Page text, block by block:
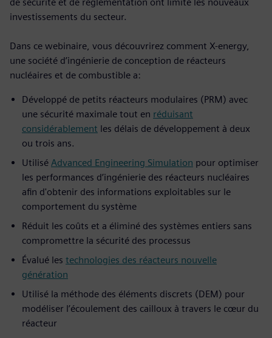
investissements du secteur.
Dans ce webinaire, vous découvrirez comment X-energy,
une société d’ingénierie de conception de réacteurs
nucléaires et de combustible a:
Développé de petits réacteurs modulaires (PRM) avec
une sécurité maximale tout en réduisant
considérablement les délais de développement à deux
ou trois ans.
Utilisé Advanced Engineering Simulation pour optimiser
les performances d’ingénierie des réacteurs nucléaires
afin d'obtenir des informations exploitables sur le
comportement du système
Réduit les coûts et a éliminé des systèmes entiers sans
compromettre la sécurité des processus
Évalué les technologies des réacteurs nouvelle
génération
Utilisé la méthode des éléments discrets (DEM) pour
modéliser l’écoulement des cailloux à travers le cœur du
réacteur